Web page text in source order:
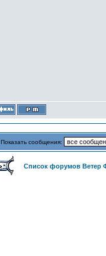
Показать сообщения:
Список форумов Ветер